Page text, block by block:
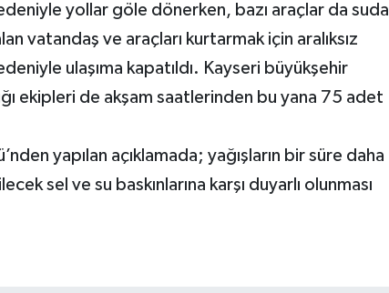
yollar göle dönerken, bazı araçlar da suda
vatandaş ve araçları kurtarmak için aralıksız
ulaşıma kapatıldı. Kayseri büyükşehir
ekipleri de akşam saatlerinden bu yana 75 adet
yapılan açıklamada; yağışların bir süre daha
sel ve su baskınlarına karşı duyarlı olunması